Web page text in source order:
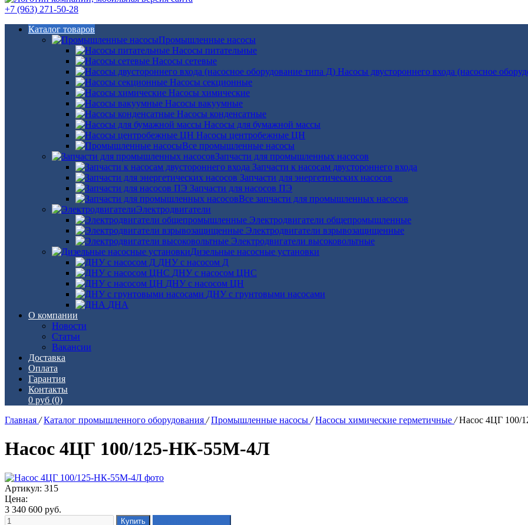
+7 (963) 271-50-28
Каталог товаров
Промышленные насосы
Насосы питательные
Насосы сетевые
Насосы двустороннего входа (насосное
Насосы секционные
Насосы химические
Насосы вакуумные
Насосы конденсатные
Насосы для бумажной массы
Насосы центробежные ЦН
Все промышленные насосы
Запчасти для промышленных насосов
Запчасти к насосам двустороннего входа
Запчасти для энергетических насосов
Запчасти для насосов ПЭ
Все запчасти для промышленных насосов
Электродвигатели
Электродвигатели общепромышленные
Электродвигатели взрывозащищенные
Электродвигатели высоковольтные
Дизельные насосные установки
ДНУ с насосом Д
ДНУ с насосом ЦНС
ДНУ с насосом ЦН
ДНУ с грунтовыми насосами
ДНА
О компании
Новости
Статьи
Вакансии
Доставка
Оплата
Гарантия
Контакты
0 руб (0)
Главная / Каталог промышленного оборудования / Промышленные насосы / Насосы химические герметичные / Насос 4ЦГ 100/
Насос 4ЦГ 100/125-НК-55М-4Л
Артикул: 315
Цена:
3 340 600 руб.